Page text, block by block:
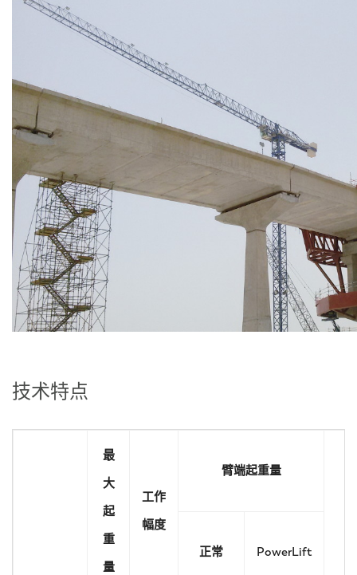
技术特点
最
大
起
重
量
工作
幅度
臂端起重量
正常 PowerLift